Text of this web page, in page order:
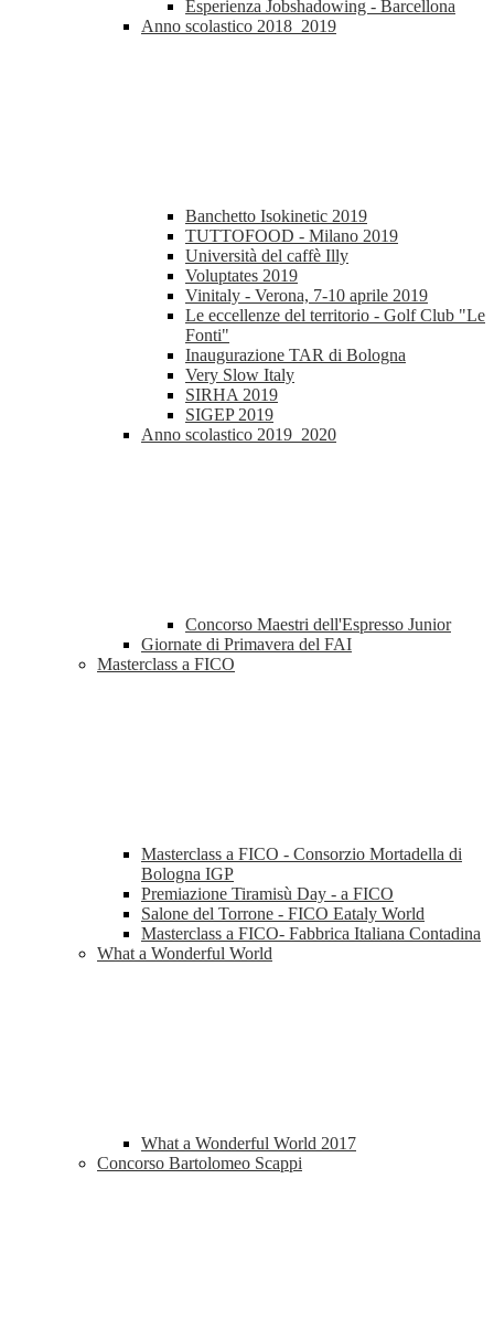
Esperienza Jobshadowing - Barcellona
Anno scolastico 2018_2019
Banchetto Isokinetic 2019
TUTTOFOOD - Milano 2019
Università del caffè Illy
Voluptates 2019
Vinitaly - Verona, 7-10 aprile 2019
Le eccellenze del territorio - Golf Club "Le
Fonti"
Inaugurazione TAR di Bologna
Very Slow Italy
SIRHA 2019
SIGEP 2019
Anno scolastico 2019_2020
Concorso Maestri dell'Espresso Junior
Giornate di Primavera del FAI
Masterclass a FICO
Masterclass a FICO - Consorzio Mortadella di
Bologna IGP
Premiazione Tiramisù Day - a FICO
Salone del Torrone - FICO Eataly World
Masterclass a FICO- Fabbrica Italiana Contadina
What a Wonderful World
What a Wonderful World 2017
Concorso Bartolomeo Scappi